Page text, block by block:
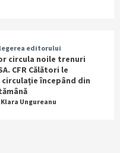
editorului
circula noile trenuri
CFR Călători le
începând din
Klara Ungureanu